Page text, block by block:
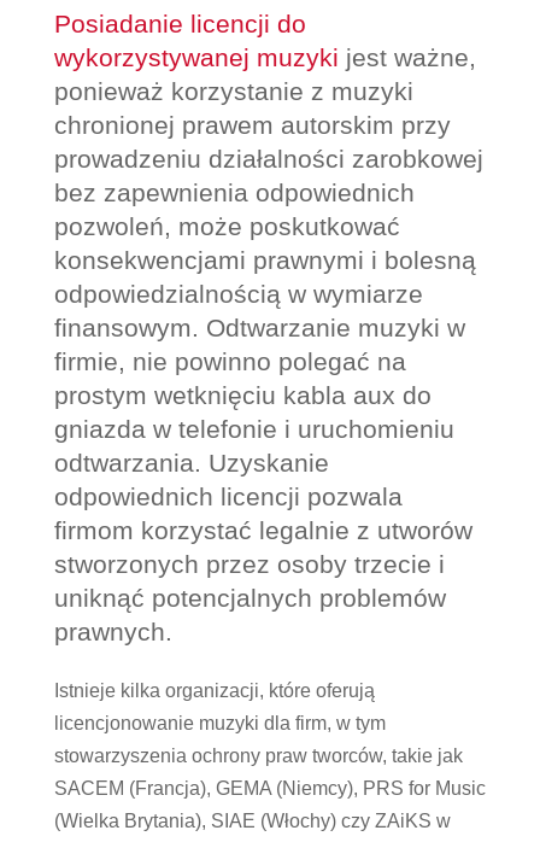
Posiadanie licencji do
wykorzystywanej muzyki jest ważne,
ponieważ korzystanie z muzyki
chronionej prawem autorskim przy
prowadzeniu działalności zarobkowej
bez zapewnienia odpowiednich
pozwoleń, może poskutkować
konsekwencjami prawnymi i bolesną
odpowiedzialnością w wymiarze
finansowym. Odtwarzanie muzyki w
firmie, nie powinno polegać na
prostym wetknięciu kabla aux do
gniazda w telefonie i uruchomieniu
odtwarzania. Uzyskanie
odpowiednich licencji pozwala
firmom korzystać legalnie z utworów
stworzonych przez osoby trzecie i
uniknąć potencjalnych problemów
prawnych.
Istnieje kilka organizacji, które oferują
licencjonowanie muzyki dla firm, w tym
stowarzyszenia ochrony praw tworców, takie jak
SACEM (Francja), GEMA (Niemcy), PRS for Music
(Wielka Brytania), SIAE (Włochy) czy ZAiKS w